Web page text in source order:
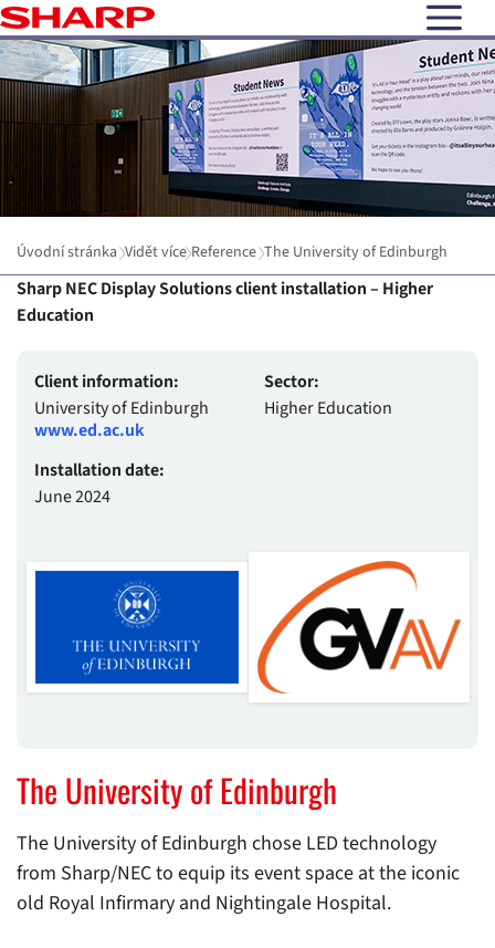
open
Úvodní stránka Vidět více Reference The University of Edinburgh
Sharp NEC Display Solutions client installation – Higher
Education
Client information:
University of Edinburgh
www.ed.ac.uk
Sector:
Higher Education
Installation date:
June 2024
The University of Edinburgh
The University of Edinburgh chose LED technology
from Sharp/NEC to equip its event space at the iconic
old Royal Infirmary and Nightingale Hospital.